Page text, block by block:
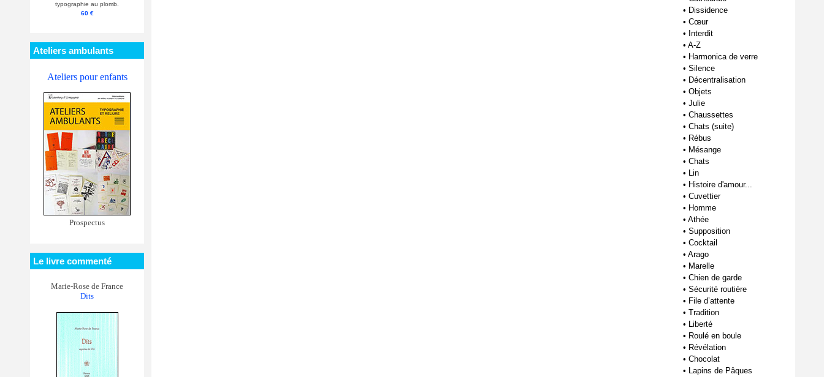
typographie au plomb.
60 €
Ateliers ambulants
Ateliers pour enfants
Prospectus
Le livre commenté
Marie-Rose de France
Dits
• Dissidence
• Cœur
• Interdit
• A-Z
• Harmonica de verre
• Silence
• Décentralisation
• Objets
• Julie
• Chaussettes
• Chats (suite)
• Rébus
• Mésange
• Chats
• Lin
• Histoire d'amour...
• Cuvettier
• Homme
• Athée
• Supposition
• Cocktail
• Arago
• Marelle
• Chien de garde
• Sécurité routière
• File d’attente
• Tradition
• Liberté
• Roulé en boule
• Révélation
• Chocolat
• Lapins de Pâques